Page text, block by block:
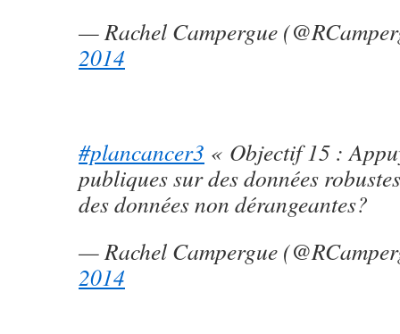
— Rachel Campergue
2014
#plancancer3 « Objectif 15 :
publiques sur des données
des données non dérangeantes?
— Rachel Campergue
2014